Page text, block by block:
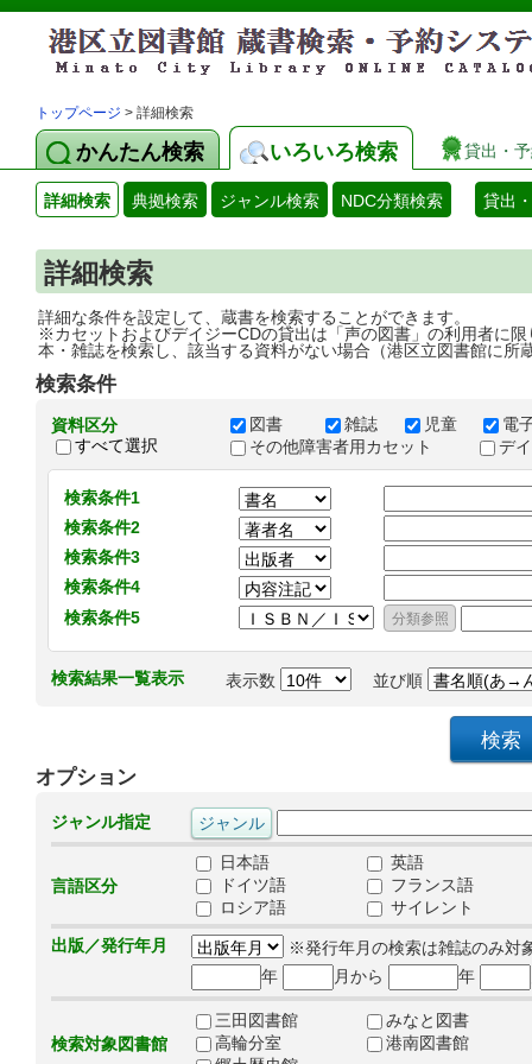
トップページ > 詳細検索
かんたん検索 いろいろ検索 貸出・
詳細検索 典拠検索 ジャンル検索 NDC分類検索 貸出
詳細検索
詳細な条件を設定して、蔵書を検索することができます。
※カセットおよびデイジーCDの貸出は「声の図書」の利用者に限
本・雑誌を検索し、該当する資料がない場合（港区立図書館に所
検索条件
資料区分
すべて選択
図書 雑誌 児童
電
その他障害者用カセット
デ
検索条件1
検索条件2
検索条件3
検索条件4
検索条件5
検索結果一覧表示 表示数 並び順
オプション
ジャンル指定
言語区分
日本語
英語
ドイツ語
フランス語
ロシア語
サイレント
出版／発行年月
※発行年月の検索は雑誌のみ対
年
月から 年
検索対象図書館
三田図書館
みなと図書
高輪分室
港南図書館